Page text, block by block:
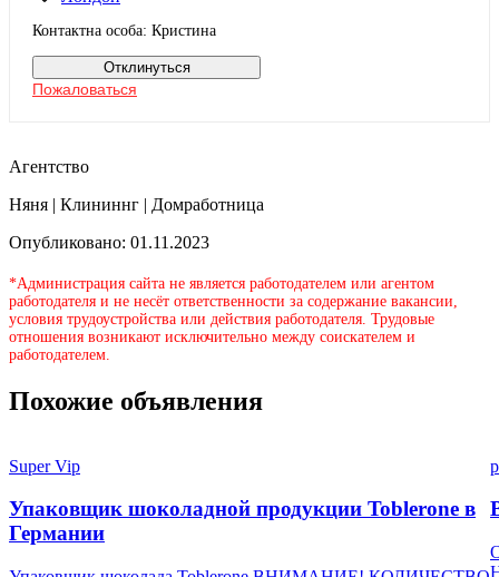
Контактна особа: Кристина
Отклинуться
Пожаловаться
Агентство
Няня | Клининнг | Домработница
Опубликовано: 01.11.2023
*Администрация сайта не является работодателем или агентом
работодателя и не несёт ответственности за содержание вакансии,
условия трудоустройства или действия работодателя. Трудовые
отношения возникают исключительно между соискателем и
работодателем.
Похожие объявления
Super Vip
Упаковщик шоколадной продукции Toblerone в
Германии